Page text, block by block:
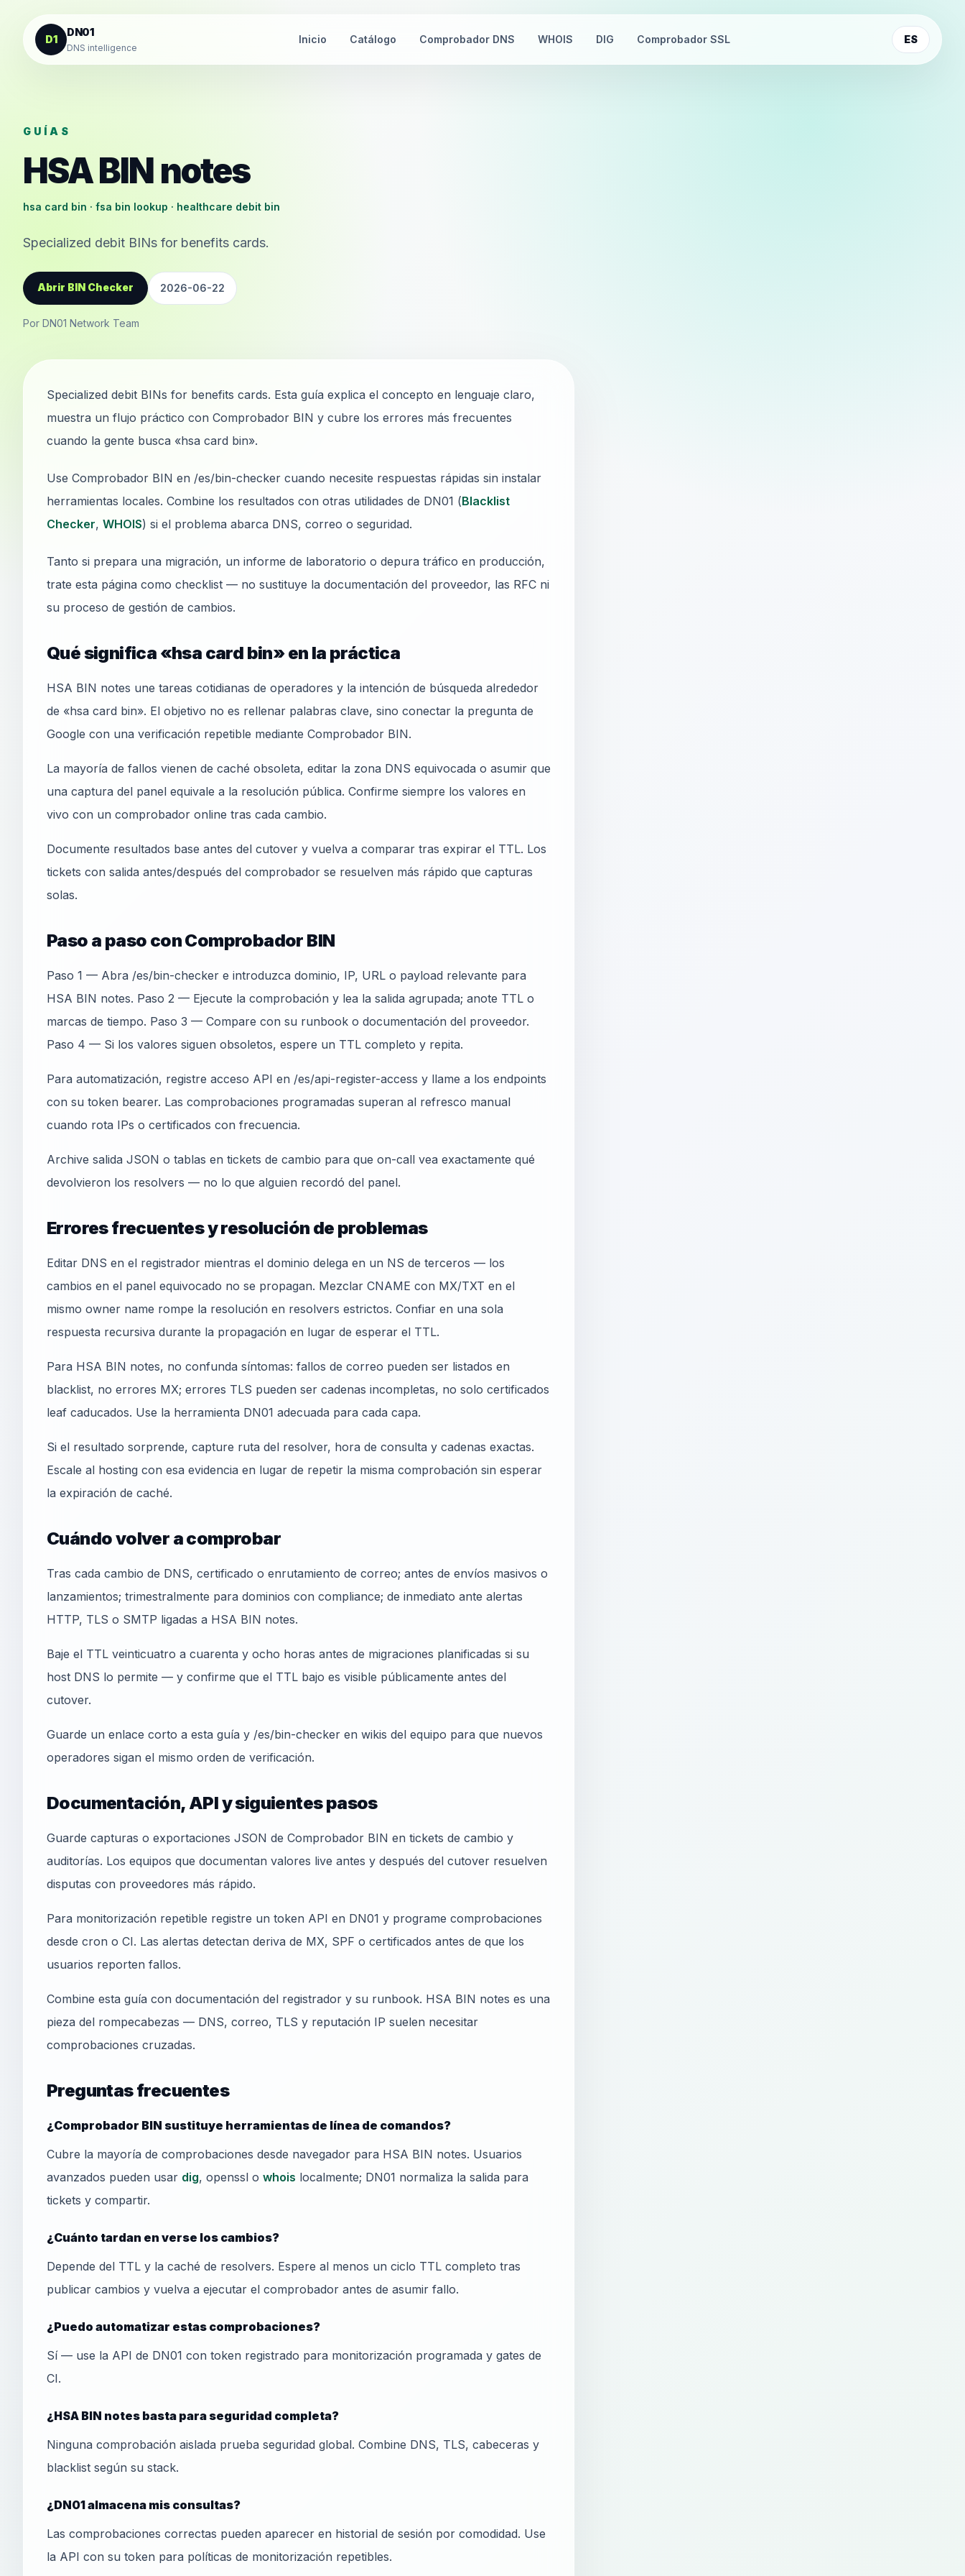
Saltar al contenido
D1
DN01
DNS intelligence
Inicio Catálogo Comprobador DNS WHOIS DIG Comprobador SSL ES
GUÍAS
HSA BIN notes
hsa card bin · fsa bin lookup · healthcare debit bin
Specialized debit BINs for benefits cards.
Abrir BIN Checker 2026-06-22
Por DN01 Network Team
Specialized debit BINs for benefits cards. Esta guía explica el concepto en lenguaje claro,
muestra un flujo práctico con Comprobador BIN y cubre los errores más frecuentes
cuando la gente busca «hsa card bin».
Use Comprobador BIN en /es/bin-checker cuando necesite respuestas rápidas sin instalar
herramientas locales. Combine los resultados con otras utilidades de DN01 (Blacklist
Checker, WHOIS) si el problema abarca DNS, correo o seguridad.
Tanto si prepara una migración, un informe de laboratorio o depura tráfico en producción,
trate esta página como checklist — no sustituye la documentación del proveedor, las RFC ni
su proceso de gestión de cambios.
Qué significa «hsa card bin» en la práctica
HSA BIN notes une tareas cotidianas de operadores y la intención de búsqueda alrededor
de «hsa card bin». El objetivo no es rellenar palabras clave, sino conectar la pregunta de
Google con una verificación repetible mediante Comprobador BIN.
La mayoría de fallos vienen de caché obsoleta, editar la zona DNS equivocada o asumir que
una captura del panel equivale a la resolución pública. Confirme siempre los valores en
vivo con un comprobador online tras cada cambio.
Documente resultados base antes del cutover y vuelva a comparar tras expirar el TTL. Los
tickets con salida antes/después del comprobador se resuelven más rápido que capturas
solas.
Paso a paso con Comprobador BIN
Paso 1 — Abra /es/bin-checker e introduzca dominio, IP, URL o payload relevante para
HSA BIN notes. Paso 2 — Ejecute la comprobación y lea la salida agrupada; anote TTL o
marcas de tiempo. Paso 3 — Compare con su runbook o documentación del proveedor.
Paso 4 — Si los valores siguen obsoletos, espere un TTL completo y repita.
Para automatización, registre acceso API en /es/api-register-access y llame a los endpoints
con su token bearer. Las comprobaciones programadas superan al refresco manual
cuando rota IPs o certificados con frecuencia.
Archive salida JSON o tablas en tickets de cambio para que on-call vea exactamente qué
devolvieron los resolvers — no lo que alguien recordó del panel.
Errores frecuentes y resolución de problemas
Editar DNS en el registrador mientras el dominio delega en un NS de terceros — los
cambios en el panel equivocado no se propagan. Mezclar CNAME con MX/TXT en el
mismo owner name rompe la resolución en resolvers estrictos. Confiar en una sola
respuesta recursiva durante la propagación en lugar de esperar el TTL.
Para HSA BIN notes, no confunda síntomas: fallos de correo pueden ser listados en
blacklist, no errores MX; errores TLS pueden ser cadenas incompletas, no solo certificados
leaf caducados. Use la herramienta DN01 adecuada para cada capa.
Si el resultado sorprende, capture ruta del resolver, hora de consulta y cadenas exactas.
Escale al hosting con esa evidencia en lugar de repetir la misma comprobación sin esperar
la expiración de caché.
Cuándo volver a comprobar
Tras cada cambio de DNS, certificado o enrutamiento de correo; antes de envíos masivos o
lanzamientos; trimestralmente para dominios con compliance; de inmediato ante alertas
HTTP, TLS o SMTP ligadas a HSA BIN notes.
Baje el TTL veinticuatro a cuarenta y ocho horas antes de migraciones planificadas si su
host DNS lo permite — y confirme que el TTL bajo es visible públicamente antes del
cutover.
Guarde un enlace corto a esta guía y /es/bin-checker en wikis del equipo para que nuevos
operadores sigan el mismo orden de verificación.
Documentación, API y siguientes pasos
Guarde capturas o exportaciones JSON de Comprobador BIN en tickets de cambio y
auditorías. Los equipos que documentan valores live antes y después del cutover resuelven
disputas con proveedores más rápido.
Para monitorización repetible registre un token API en DN01 y programe comprobaciones
desde cron o CI. Las alertas detectan deriva de MX, SPF o certificados antes de que los
usuarios reporten fallos.
Combine esta guía con documentación del registrador y su runbook. HSA BIN notes es una
pieza del rompecabezas — DNS, correo, TLS y reputación IP suelen necesitar
comprobaciones cruzadas.
Preguntas frecuentes
¿Comprobador BIN sustituye herramientas de línea de comandos?
Cubre la mayoría de comprobaciones desde navegador para HSA BIN notes. Usuarios
avanzados pueden usar dig, openssl o whois localmente; DN01 normaliza la salida para
tickets y compartir.
¿Cuánto tardan en verse los cambios?
Depende del TTL y la caché de resolvers. Espere al menos un ciclo TTL completo tras
publicar cambios y vuelva a ejecutar el comprobador antes de asumir fallo.
¿Puedo automatizar estas comprobaciones?
Sí — use la API de DN01 con token registrado para monitorización programada y gates de
CI.
¿HSA BIN notes basta para seguridad completa?
Ninguna comprobación aislada prueba seguridad global. Combine DNS, TLS, cabeceras y
blacklist según su stack.
¿DN01 almacena mis consultas?
Las comprobaciones correctas pueden aparecer en historial de sesión por comodidad. Use
la API con su token para políticas de monitorización repetibles.